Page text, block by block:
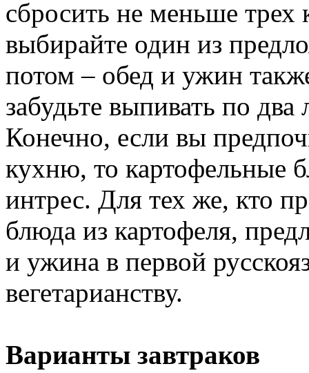
сбросить не меньше
выбирайте один из
потом – обед и ужин
забудьте выпивать по
Конечно, если вы
кухню, то картофельные
интрес. Для тех же, кто
блюда из картофеля,
и ужина в первой
вегетарианству.
Варианты завтраков